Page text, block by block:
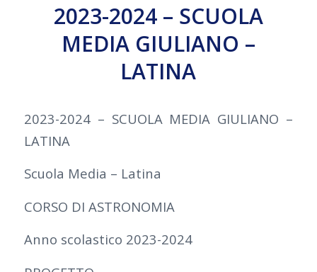
2023-2024 – SCUOLA
MEDIA GIULIANO –
LATINA
2023-2024 – SCUOLA MEDIA GIULIANO –
LATINA
Scuola Media – Latina
CORSO DI ASTRONOMIA
Anno scolastico 2023-2024